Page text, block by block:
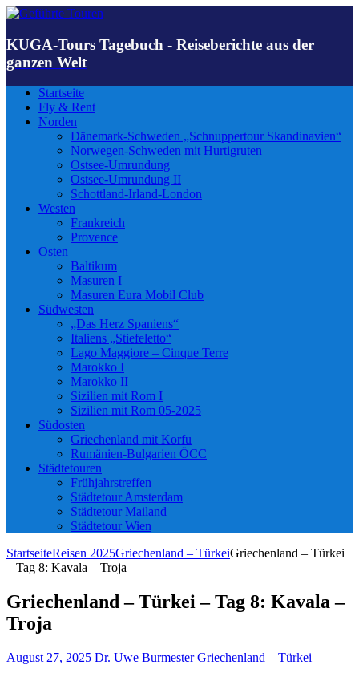
KUGA-Tours Tagebuch - Reiseberichte aus der
ganzen Welt
Startseite
Fly & Rent
Norden
Dänemark-Schweden „Schnuppertour Skandinavien“
Norwegen-Schweden mit Hurtigruten
Ostsee-Umrundung
Ostsee-Umrundung II
Schottland-Irland-London
Westen
Frankreich
Provence
Osten
Baltikum
Masuren I
Masuren Eura Mobil Club
Südwesten
„Das Herz Spaniens“
Italiens „Stiefeletto“
Lago Maggiore – Cinque Terre
Marokko I
Marokko II
Sizilien mit Rom I
Sizilien mit Rom 05-2025
Südosten
Griechenland mit Korfu
Rumänien-Bulgarien ÖCC
Städtetouren
Frühjahrstreffen
Städtetour Amsterdam
Städtetour Mailand
Städtetour Wien
StartseiteReisen 2025Griechenland – TürkeiGriechenland – Türkei
– Tag 8: Kavala – Troja
Griechenland – Türkei – Tag 8: Kavala –
Troja
August 27, 2025 Dr. Uwe Burmester Griechenland – Türkei